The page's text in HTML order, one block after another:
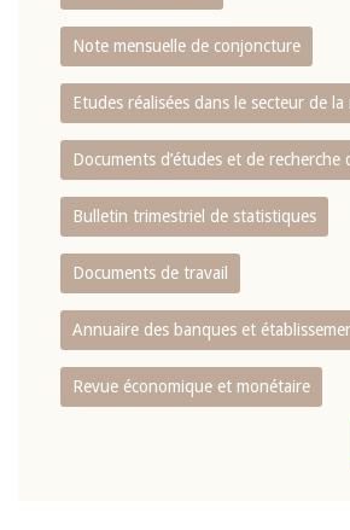
Note mensuelle de conjoncture
Etudes réalisées dans le secteur de
Documents d’études et de recherche
Bulletin trimestriel de statistiques
Documents de travail
Annuaire des banques et
Revue économique et monétaire